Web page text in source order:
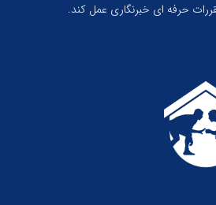
حرفه ای خبرنگاری عمل کند.